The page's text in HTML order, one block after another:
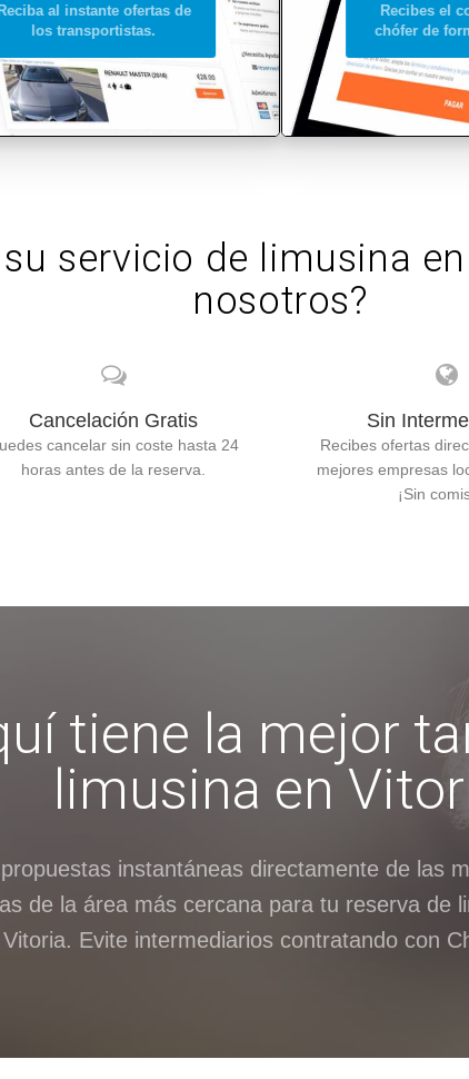
Reciba al instante ofertas de
los transportistas.
Recibes el
chófer de
servicio de limusina
nosotros?
Cancelación Gratis
cancelar sin coste hasta 24
horas antes de la reserva.
Sin
Recibes ofertas
mejores empresas
¡Sin
tiene la mejor
limusina en
instantáneas directamente de las
de la área más cercana para tu reserva de
Vitoria. Evite intermediarios contratando con